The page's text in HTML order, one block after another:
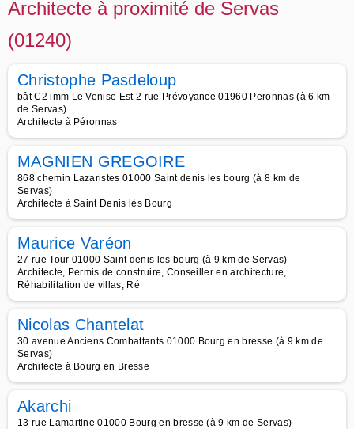
Architecte à proximité de Servas
(01240)
Christophe Pasdeloup
bât C2 imm Le Venise Est 2 rue Prévoyance 01960 Peronnas (à 6 km
de Servas)
Architecte à Péronnas
MAGNIEN GREGOIRE
868 chemin Lazaristes 01000 Saint denis les bourg (à 8 km de
Servas)
Architecte à Saint Denis lès Bourg
Maurice Varéon
27 rue Tour 01000 Saint denis les bourg (à 9 km de Servas)
Architecte, Permis de construire, Conseiller en architecture,
Réhabilitation de villas, Ré
Nicolas Chantelat
30 avenue Anciens Combattants 01000 Bourg en bresse (à 9 km de
Servas)
Architecte à Bourg en Bresse
Akarchi
13 rue Lamartine 01000 Bourg en bresse (à 9 km de Servas)